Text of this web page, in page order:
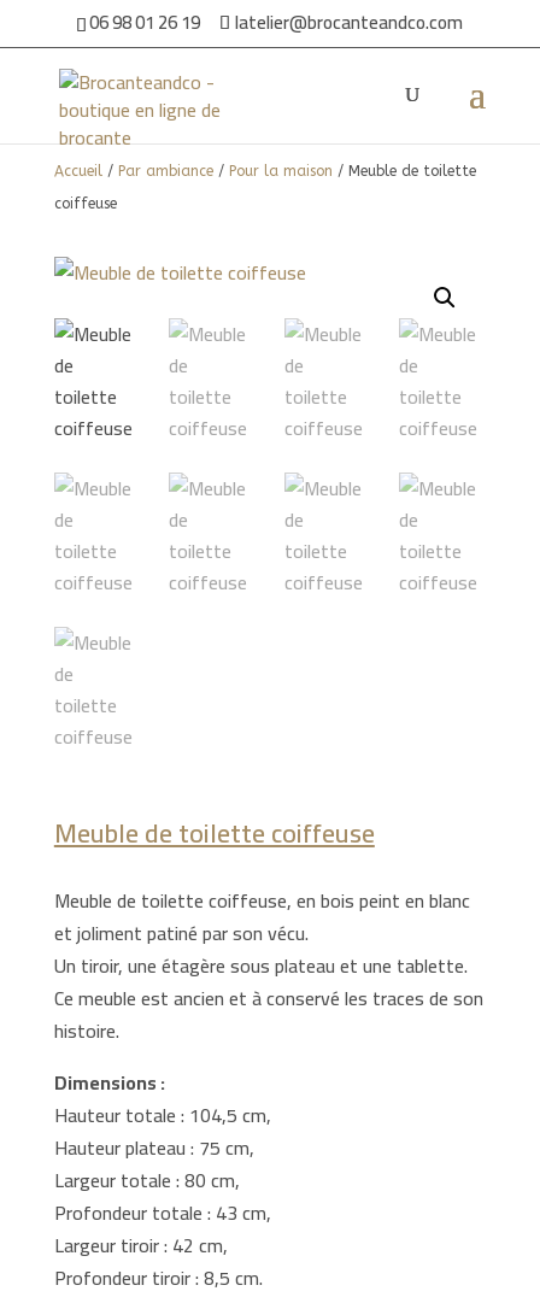
06 98 01 26 19 latelier@brocanteandco.com
Accueil/ Par ambiance/ Pour la maison / Meuble de toilette
coiffeuse
Meuble de toilette coiffeuse
Meuble de toilette coiffeuse, en bois peint en blanc
et joliment patiné par son vécu.
Un tiroir, une étagère sous plateau et une tablette.
Ce meuble est ancien et à conservé les traces de son
histoire.
Dimensions :
Hauteur totale : 104,5 cm,
Hauteur plateau : 75 cm,
Largeur totale : 80 cm,
Profondeur totale : 43 cm,
Largeur tiroir : 42 cm,
Profondeur tiroir : 8,5 cm.